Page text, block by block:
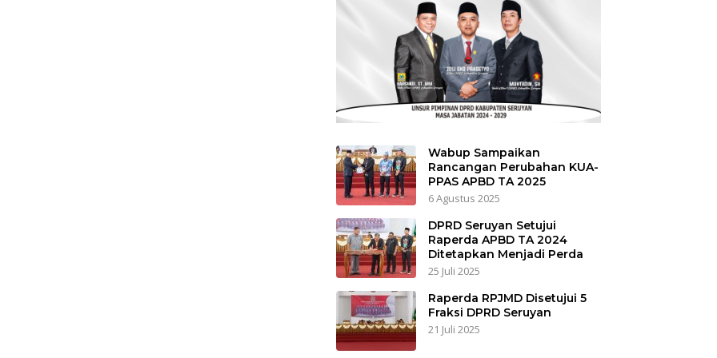
Wabup Sampaikan
Rancangan Perubahan KUA-
PPAS APBD TA 2025
6 Agustus 2025
DPRD Seruyan Setujui
Raperda APBD TA 2024
Ditetapkan Menjadi Perda
25 Juli 2025
Raperda RPJMD Disetujui 5
Fraksi DPRD Seruyan
21 Juli 2025